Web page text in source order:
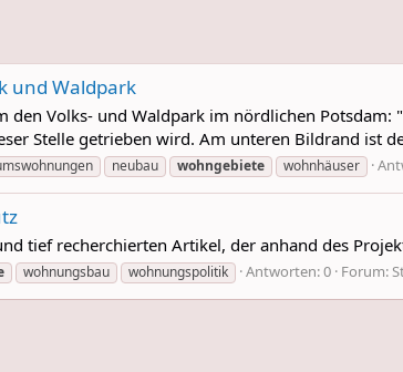
und Waldpark
den Volks- und Waldpark im nördlichen Potsdam:
Stelle getrieben wird. Am unteren Bildrand ist
neubau wohngebiete wohnhäuser
tief recherchierten Artikel, der anhand des
wohnungsbau wohnungspolitik Antworten: 0 Forum: